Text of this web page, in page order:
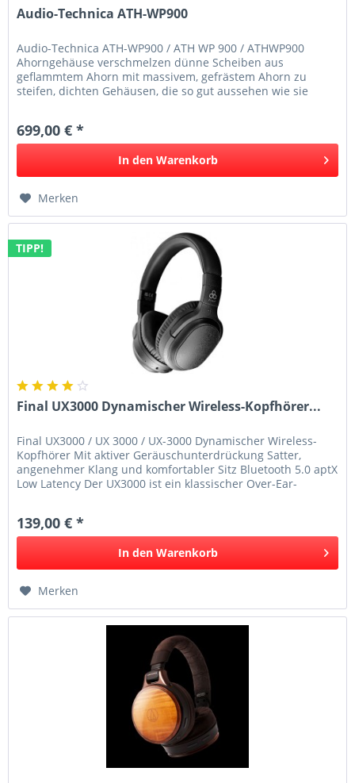
Audio-Technica ATH-WP900
Audio-Technica ATH-WP900 / ATH WP 900 / ATHWP900
Ahorngehäuse verschmelzen dünne Scheiben aus
geflammtem Ahorn mit massivem, gefrästem Ahorn zu
steifen, dichten Gehäusen, die so gut aussehen wie sie
699,00 € *
In den Warenkorb
Merken
TIPP!
Final UX3000 Dynamischer Wireless-Kopfhörer...
Final UX3000 / UX 3000 / UX-3000 Dynamischer Wireless-
Kopfhörer Mit aktiver Geräuschunterdrückung Satter,
angenehmer Klang und komfortabler Sitz Bluetooth 5.0 aptX
Low Latency Der UX3000 ist ein klassischer Over-Ear-
139,00 € *
In den Warenkorb
Merken